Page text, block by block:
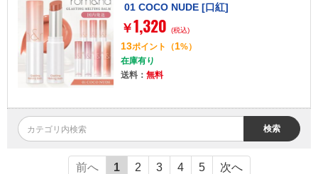
01 COCO NUDE [口紅]
￥1,320 (税込)
13ポイント （1%）
在庫有り
送料： 無料
検索
前へ 1 2 3 4 5 次へ